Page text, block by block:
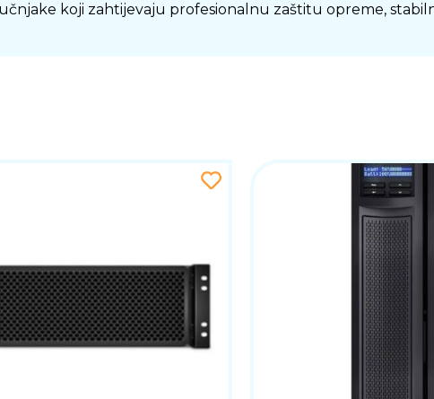
koji zahtijevaju profesionalnu zaštitu opreme,